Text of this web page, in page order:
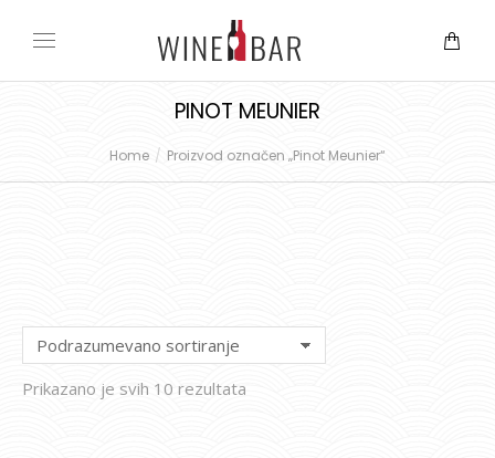
PINOT MEUNIER
You are here:
Home Proizvod označen „Pinot Meunier“
Prikazano je svih 10 rezultata